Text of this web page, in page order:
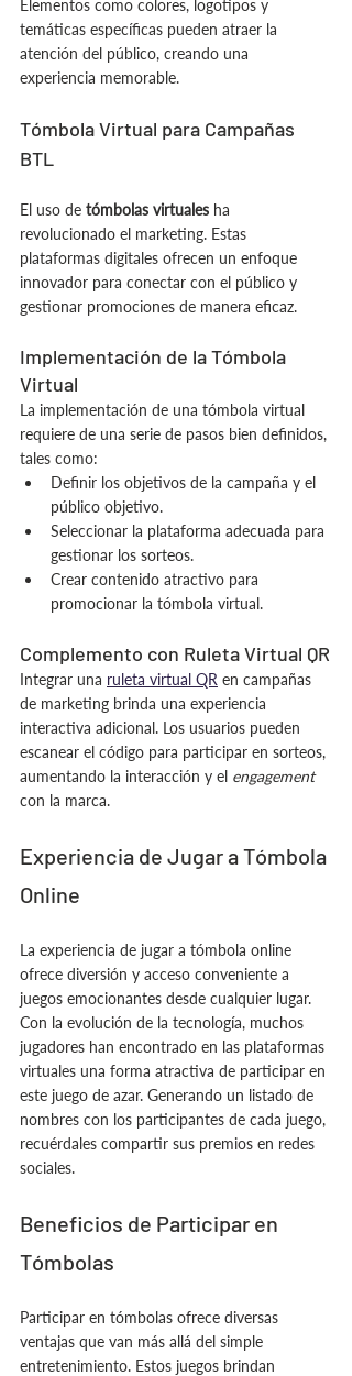
Elementos como colores, logotipos y
temáticas específicas pueden atraer la
atención del público, creando una
experiencia memorable.
Tómbola Virtual para Campañas
BTL
El uso de tómbolas virtuales ha
revolucionado el marketing. Estas
plataformas digitales ofrecen un enfoque
innovador para conectar con el público y
gestionar promociones de manera eficaz.
Implementación de la Tómbola
Virtual
La implementación de una tómbola virtual
requiere de una serie de pasos bien definidos,
tales como:
Definir los objetivos de la campaña y el
público objetivo.
Seleccionar la plataforma adecuada para
gestionar los sorteos.
Crear contenido atractivo para
promocionar la tómbola virtual.
Complemento con Ruleta Virtual QR
Integrar una ruleta virtual QR en campañas
de marketing brinda una experiencia
interactiva adicional. Los usuarios pueden
escanear el código para participar en sorteos,
aumentando la interacción y el engagement
con la marca.
Experiencia de Jugar a Tómbola
Online
La experiencia de jugar a tómbola online
ofrece diversión y acceso conveniente a
juegos emocionantes desde cualquier lugar.
Con la evolución de la tecnología, muchos
jugadores han encontrado en las plataformas
virtuales una forma atractiva de participar en
este juego de azar. Generando un listado de
nombres con los participantes de cada juego,
recuérdales compartir sus premios en redes
sociales.
Beneficios de Participar en
Tómbolas
Participar en tómbolas ofrece diversas
ventajas que van más allá del simple
entretenimiento. Estos juegos brindan